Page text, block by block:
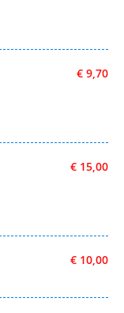
€ 9,70
€ 15,00
€ 10,00